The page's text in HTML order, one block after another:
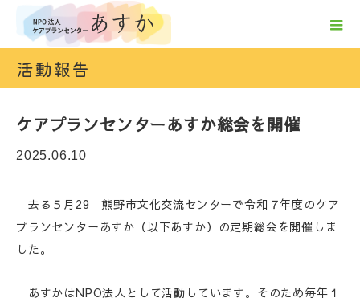
活動報告
ケアプランセンターあすか総会を開催
2025.06.10
去る５月29 熊野市文化交流センターで令和７年度のケア
プランセンターあすか（以下あすか）の定期総会を開催しま
した。
あすかはNPO法人として活動しています。そのため毎年１